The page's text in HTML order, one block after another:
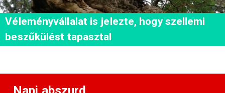
Véleményvállalat is jelezte, hogy szellemi
beszűkülést tapasztal